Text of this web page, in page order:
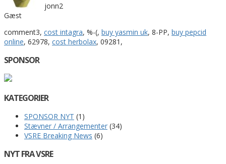
jonn2
Gæst
comment3, cost intagra, %-(, buy yasmin uk, 8-PP, buy pepcid
online, 62978, cost herbolax, 09281,
SPONSOR
KATEGORIER
SPONSOR NYT (1)
Stævner / Arrangementer (34)
VSRE Breaking News (6)
NYT FRA VSRE